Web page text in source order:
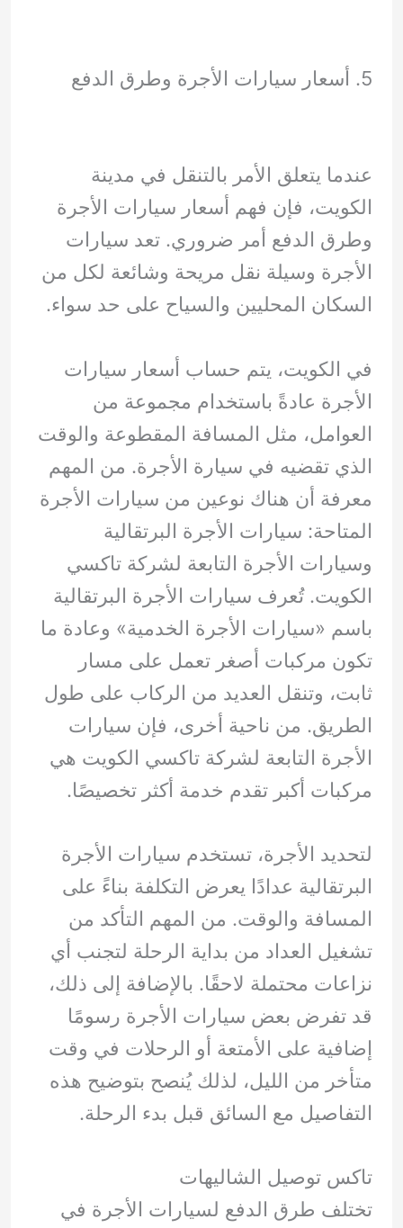
5. أسعار سيارات الأجرة وطرق الدفع
عندما يتعلق الأمر بالتنقل في مدينة
الكويت، فإن فهم أسعار سيارات الأجرة
وطرق الدفع أمر ضروري. تعد سيارات
الأجرة وسيلة نقل مريحة وشائعة لكل من
السكان المحليين والسياح على حد سواء.
في الكويت، يتم حساب أسعار سيارات
الأجرة عادةً باستخدام مجموعة من
العوامل، مثل المسافة المقطوعة والوقت
الذي تقضيه في سيارة الأجرة. من المهم
معرفة أن هناك نوعين من سيارات الأجرة
المتاحة: سيارات الأجرة البرتقالية
وسيارات الأجرة التابعة لشركة تاكسي
الكويت. تُعرف سيارات الأجرة البرتقالية
باسم «سيارات الأجرة الخدمية» وعادة ما
تكون مركبات أصغر تعمل على مسار
ثابت، وتنقل العديد من الركاب على طول
الطريق. من ناحية أخرى، فإن سيارات
الأجرة التابعة لشركة تاكسي الكويت هي
مركبات أكبر تقدم خدمة أكثر تخصيصًا.
لتحديد الأجرة، تستخدم سيارات الأجرة
البرتقالية عدادًا يعرض التكلفة بناءً على
المسافة والوقت. من المهم التأكد من
تشغيل العداد من بداية الرحلة لتجنب أي
نزاعات محتملة لاحقًا. بالإضافة إلى ذلك،
قد تفرض بعض سيارات الأجرة رسومًا
إضافية على الأمتعة أو الرحلات في وقت
متأخر من الليل، لذلك يُنصح بتوضيح هذه
التفاصيل مع السائق قبل بدء الرحلة.
تاكس توصيل الشاليهات
تختلف طرق الدفع لسيارات الأجرة في